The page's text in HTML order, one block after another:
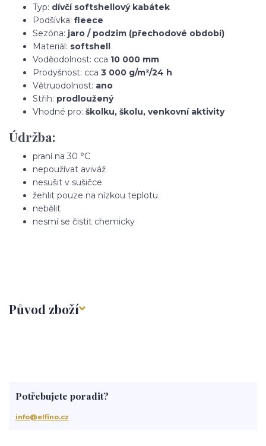
Typ: dívčí softshellový kabátek
Podšívka: fleece
Sezóna: jaro / podzim (přechodové období)
Materiál: softshell
Voděodolnost: cca 10 000 mm
Prodyšnost: cca 3 000 g/m²/24 h
Větruodolnost: ano
Střih: prodloužený
Vhodné pro: školku, školu, venkovní aktivity
Údržba:
praní na 30 °C
nepoužívat aviváž
nesušit v sušičce
žehlit pouze na nízkou teplotu
nebělit
nesmí se čistit chemicky
Původ zboží
Potřebujete poradit?
info@elfino.cz